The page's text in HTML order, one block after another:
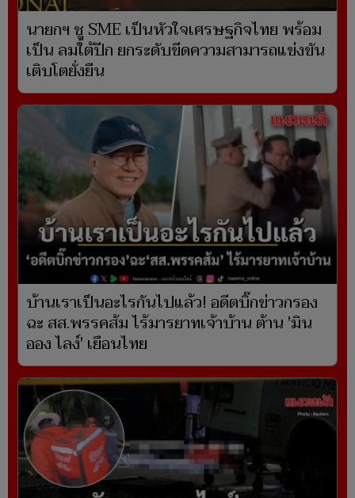
นายกฯ ชู SME เป็นหัวใจเศรษฐกิจไทย พร้อม
เป็น ลมใต้ปีก ยกระดับขีดความสามารถแข่งขัน
เติบโตยั่งยืน
บ้านเราเป็นอะไรกันไปแล้ว! อดีตบิ๊กข่าวกรอง
ฉะ สส.พรรคส้ม ไร้มารยาทเจ้าบ้าน ต้าน 'มิน
ออง ไลง์' เยือนไทย